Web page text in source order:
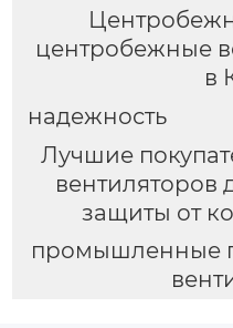
центробежные
в
надежность
Лучшие
вентиляторов
защиты от
промышленные